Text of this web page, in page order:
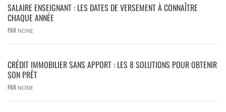
SALAIRE ENSEIGNANT : LES DATES DE VERSEMENT À CONNAÎTRE
CHAQUE ANNÉE
PAR NONE
CRÉDIT IMMOBILIER SANS APPORT : LES 8 SOLUTIONS POUR OBTENIR
SON PRÊT
PAR NONE